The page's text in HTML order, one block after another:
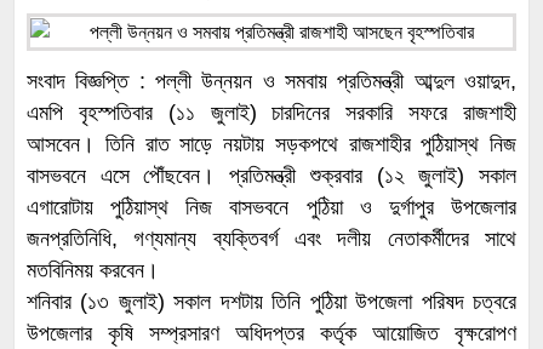
সংবাদ বিজ্ঞপ্তি : পল্লী উন্নয়ন ও সমবায় প্রতিমন্ত্রী আব্দুল ওয়াদুদ,
এমপি বৃহস্পতিবার (১১ জুলাই) চারদিনের সরকারি সফরে রাজশাহী
আসবেন। তিনি রাত সাড়ে নয়টায় সড়কপথে রাজশাহীর পুঠিয়াস্থ নিজ
বাসভবনে এসে পৌঁছবেন। প্রতিমন্ত্রী শুক্রবার (১২ জুলাই) সকাল
এগারোটায় পুঠিয়াস্থ নিজ বাসভবনে পুঠিয়া ও দুর্গাপুর উপজেলার
জনপ্রতিনিধি, গণ্যমান্য ব্যক্তিবর্গ এবং দলীয় নেতাকর্মীদের সাথে
মতবিনিময় করবেন।
শনিবার (১৩ জুলাই) সকাল দশটায় তিনি পুঠিয়া উপজেলা পরিষদ চত্বরে
উপজেলার কৃষি সম্প্রসারণ অধিদপ্তর কর্তৃক আয়োজিত বৃক্ষরোপণ